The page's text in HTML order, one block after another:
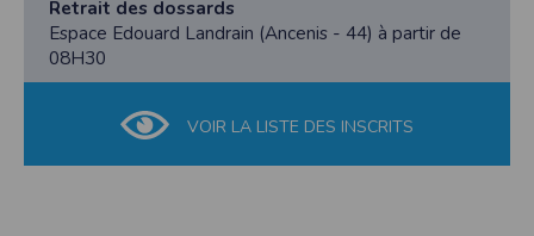
Retrait des dossards
Espace Edouard Landrain (Ancenis - 44) à partir de
08H30
VOIR LA LISTE DES INSCRITS